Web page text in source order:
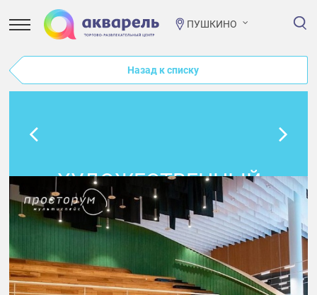
ПУШКИНО
Назад к списку
ХУДОЖЕСТВЕННЫЙ
МАСТЕР-КЛАСС С
ЛЮБОВЬЮ
ОБИДИНОЙ